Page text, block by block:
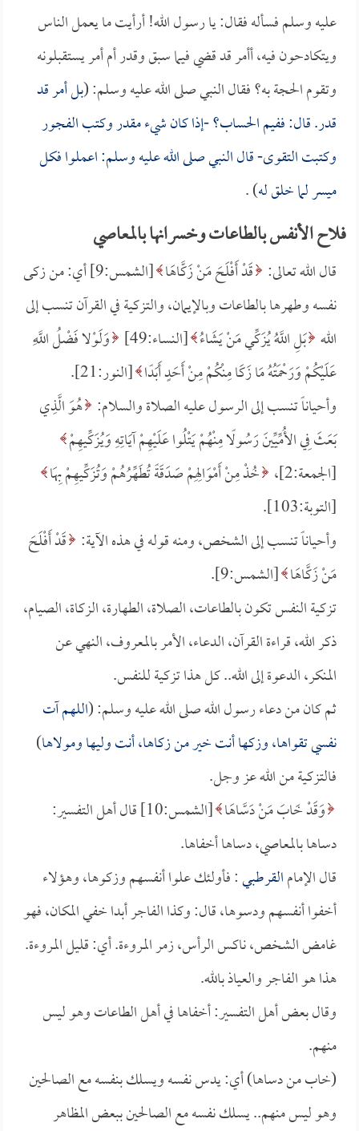
عليه وسلم فسأله فقال: يا رسول الله! أرأيت ما يعمل الناس
ويتكادحون فيه، أأمر قد قضي فيما سبق وقدر أم أمر يستقبلونه
وتقوم الحجة به؟ فقال النبي صلى الله عليه وسلم: (بل أمر قد
قدر. قال: ففيم الحساب؟ -إذا كان شيء مقدر وكتب الفجور
وكتبت التقوى- قال النبي صلى الله عليه وسلم: اعملوا فكل
ميسر لما خلق له) .
فلاح الأنفس بالطاعات وخسرانها بالمعاصي
قال الله تعالى: قَدْ أَفْلَحَ مَنْ زَكَّاهَا
[الشمس:9] أي: من زكى
نفسه وطهرها بالطاعات وبالإيمان، والتزكية في القرآن تنسب إلى
الله بَلِ اللَّهُ يُزَكِّي مَنْ يَشَاءُ [النساء:49]
وَلَوْلا فَضْلُ اللَّهِ
عَلَيْكُمْ وَرَحْمَتُهُ مَا زَكَا مِنْكُمْ مِنْ أَحَدٍ أَبَدًا [النور:21].
وأحياناً تنسب إلى الرسول عليه الصلاة والسلام: هُوَ الَّذِي
بَعَثَ فِي الأُمِّيِّينَ رَسُولًا مِنْهُمْ يَتْلُوا عَلَيْهِمْ آيَاتِهِ وَيُزَكِّيهِمْ
[الجمعة:2]،
خُذْ مِنْ أَمْوَالِهِمْ صَدَقَةً تُطَهِّرُهُمْ وَتُزَكِّيهِمْ بِهَا
[التوبة:103].
وأحياناً تنسب إلى الشخص، ومنه قوله في هذه الآية: قَدْ أَفْلَحَ
مَنْ زَكَّاهَا [الشمس:9].
تزكية النفس تكون بالطاعات، الصلاة، الطهارة، الزكاة، الصيام،
ذكر الله، قراءة القرآن، الدعاء، الأمر بالمعروف، النهي عن
المنكر، الدعوة إلى الله.. كل هذا تزكية للنفس.
ثم كان من دعاء رسول الله صلى الله عليه وسلم: (اللهم آت
نفسي تقواها، وزكها أنت خير من زكاها، أنت وليها ومولاها)
فالتزكية من الله عز وجل.
وَقَدْ خَابَ مَنْ دَسَّاهَا
[الشمس:10] قال أهل التفسير:
دساها بالمعاصي، دساها أخفاها.
قال الإمامالقرطبي: فأولئك علوا أنفسهم وزكوها، وهؤلاء
أخفوا أنفسهم ودسوها، قال: وكذا الفاجر أبدا خفي المكان، فهو
غامض الشخص، ناكس الرأس، زمر المروءة. أي: قليل المروءة.
هذا هو الفاجر والعياذ بالله.
وقال بعض أهل التفسير: أخفاها في أهل الطاعات وهو ليس
منهم.
(خاب من دساها) أي: يدس نفسه ويسلك بنفسه مع الصالحين
وهو ليس منهم.. يسلك نفسه مع الصالحين ببعض المظاهر